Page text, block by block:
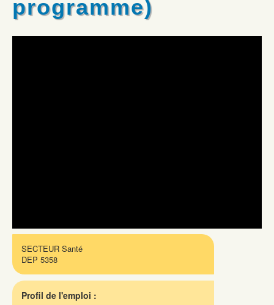
programme)
SECTEUR Santé
DEP 5358
Profil de l'emploi :